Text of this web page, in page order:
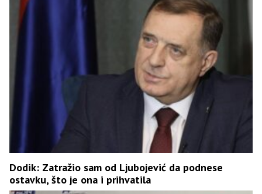
Dodik: Zatražio sam od Ljubojević da podnese
ostavku, što je ona i prihvatila